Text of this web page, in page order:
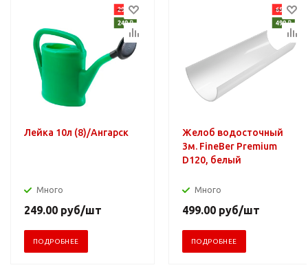
Лейка 10л (8)/Ангарск
Много
249.00 руб/шт
ПОДРОБНЕЕ
Желоб водосточный
3м. FineBer Premium
D120, белый
Много
499.00 руб/шт
ПОДРОБНЕЕ